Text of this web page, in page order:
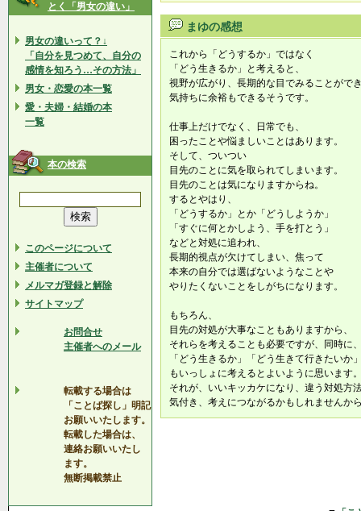
とく「男女の違い」
男女の違いって？↓
「自分を見つめて、自分の
感情を知ろう…その方法」
男女・恋愛の本一覧
愛・夫婦・結婚の本
一覧
本の検索
このページについて
主催者について
メルマガ登録と解除
サイトマップ
お問合せ
主催者へのメール
転載する場合は
「ことば探し」明記
お願いいたします。
転載した場合は、
連絡お願いいたし
ます。
無断掲載禁止
まゆの感想
これから「どうするか」ではなく
「どう生きるか」と考えると、
視野が広がり、長期的な目でみることがで
気持ちに余裕もできるそうです。
仕事上だけでなく、日常でも、
困ったことや悩ましいことはあります。
そして、ついつい
目先のことに気を取られてしまいます。
目先のことは気になりますからね。
するとやはり、
「どうするか」とか「どうしようか」
「すぐに何とかしよう、手を打とう」
などと対処に追われ、
長期的視点が欠けてしまい、焦って
本来の自分では選ばないようなことや
やりたくないことをしがちになります。
もちろん、
目先の対処が大事なこともありますから、
それらを考えることも必要ですが、同時に
「どう生きるか」「どう生きて行きたいか
もいっしょに考えるとよいように思います
それが、いいキッカケになり、違う対処方
気付き、考えにつながるかもしれませんか